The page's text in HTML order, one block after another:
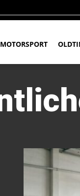
MOTORSPORT